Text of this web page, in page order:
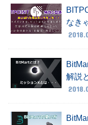
なき
解説